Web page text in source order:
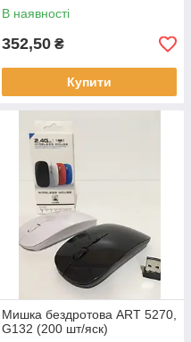
В наявності
352,50 ₴
Купити
Мишка бездротова ART 5270,
G132 (200 шт/яск)